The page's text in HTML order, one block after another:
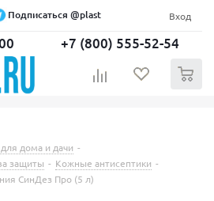
Подписаться @plast Вход
+7 (800) 555-52-54
дома и дачи -
защиты - Кожные антисептики -
СинДез Про (5 л)